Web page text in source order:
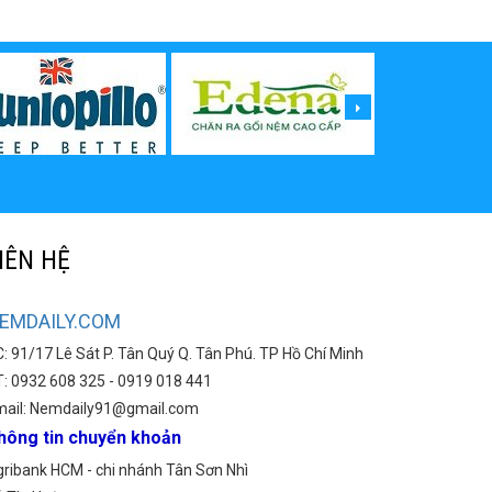
HỆ
91/17 Lê Sát P. Tân Quý Q. Tân Phú. TP Hồ Chí Minh
0932 608 325 - 0919 018 441
Nemdaily91@gmail.com
tin chuyển khoản
HCM - chi nhánh Tân Sơn Nhì